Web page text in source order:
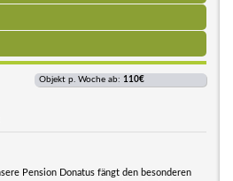
Objekt p. Woche ab: 110€
Pension Donatus fängt den besonderen